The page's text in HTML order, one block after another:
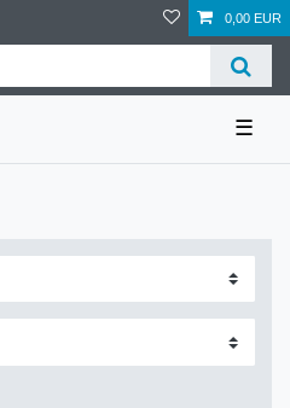
0,00 EUR
☰